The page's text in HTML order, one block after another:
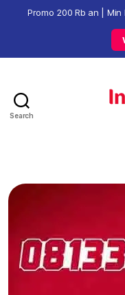
Search
Promo 200 Rb an | Min